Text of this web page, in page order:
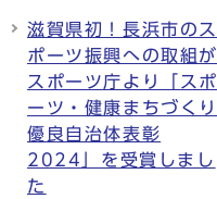
滋賀県初！長浜市のス
ポーツ振興への取組が
スポーツ庁より「スポ
ーツ・健康まちづくり
優良自治体表彰
2024」を受賞しまし
た